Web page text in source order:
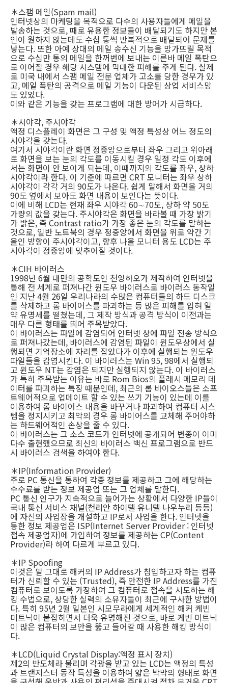
＊스팸 메일(Spam mail)
인터넷상의 마케팅을 목적으로 다수의 사용자들에게 메일을
발송하는 것으로, 때로 유용한 정보들이 배달되기도 하지만 본
인이 원하지 않는데도 수십 통씩 반복적으로 배달되어 문제를
낳는다. 또한 아예 상대의 메일 송수신 기능을 망가뜨릴 목적
으로 수십만 통의 메일을 한꺼번에 보내는 이른바 메일 폭탄으
로 이어질 경우 해당 시스템에 막대한 피해를 주게 된다. 실제
로 미국 내에서 스팸 메일 전문 업체가 고소를 당한 경우가 있
고, 메일 폭탄의 공격으로 메일 기능이 다운된 상업 서비스망
도 있었다.
이와 같은 기능을 갖는 프로그램에 대한 방어가 시급하다.
＊시야각, 주시야각
액정 디스플레이 화면은 그 구성 및 액정 특성상 어느 정도의
시야각을 갖는다.
여기서 시야각이란 화면 정중앙으로부터 좌우 그리고 위아래
로 화면을 보는 눈의 각도를 이동시킬 경우 일정 각도 이후에
서는 화면이 안 보이게 되는데, 이때까지의 각도를 좌우, 상하
시야각이라 한다. 이 기준에 따르면 CRT 모니터는 좌우 상하
시야각이 각각 거의 90도가 나온다. 쉽게 말해서 화면을 거의
90도 옆에서 보아도 화면 내용이 보인다는 뜻이다.
이에 비해 LCD는 현재 좌우 시야각 60∼70도, 상하 약 50도
가량의 값을 갖는다. 주시야각은 화면을 바라볼 때 가장 밝기
가 밝은, 즉 Contrast ratio가 가장 좋은 눈의 각도를 말하는
것으로, 일반 노트북의 경우 정중앙에서 화면을 위로 약간 기
울인 방향이 주시야각이고, 향후 나올 모니터 용도 LCD는 주
시야각이 정중앙에 맞추어질 것이다.
＊CIH 바이러스
1998년 6월 대만의 공학도인 천잉하오가 제작하여 인터넷을
통해 전 세계로 퍼져나간 윈도우 바이러스로 바이러스 동작일
인 지난 4월 26일 우리나라의 수많은 컴퓨터들의 하드 디스크
를 삭제하고 롬 바이어스를 파괴하는 등 많은 피해를 입혀 일
약 유명세를 떨쳤는데, 그 제작 방식과 공격 방식이 이전과는
매우 다른 형태를 띄어 주목받았다.
이 바이러스는 파일에 감염되어 인터넷 상에 파일 전송 방식으
로 퍼져나갔는데, 바이러스에 감염된 파일이 윈도우상에서 실
행되면 기억장소에 자리를 잡았다가 이후에 실행되는 윈도우
파일들을 감염시킨다. 이 바이러스는 Win 95, 98에서 실행되
고 윈도우 NT는 감염은 되지만 실행되지 않는다. 이 바이러스
가 특히 주목받는 이유는 바로 Rom Bios의 플래시 메모리 데
이터를 파괴하는 특징 때문인데, 최근의 롬 바이오스들은 소프
트웨어적으로 업데이트 할 수 있는 쓰기 기능이 있는데 이를
이용하여 롬 바이어스 내용을 바꾸거나 파괴하여 컴퓨터 시스
템을 정지시키고 최악의 경우 롬 바이어스를 교체해 주어야하
는 하드웨어적인 손상을 줄 수 있다.
이 바이러스는 그 소스 코드가 인터넷에 공개되어 변종이 이미
다수 출현했으므로 최신의 바이러스 백신 프로그램으로 반드
시 바이러스 검색을 하여야 한다.
＊IP(Information Provider)
주로 PC 통신을 통하여 각종 정보를 제공하고 그에 해당하는
수수료를 받는 정보 제공업 또는 그 업체를 말한다.
PC 통신 인구가 지속적으로 늘어가는 상황에서 다양한 IP들이
국내 통신 서비스 채널(천리안 하이텔 유니텔 나우누리 등등)
에 자신의 사업장을 개설하고 IP로서 사업을 한다. 인터넷을
통한 정보 제공업은 ISP(Internet Server Provider : 인터넷
접속 제공업자)에 가입하여 정보를 제공하는 CP(Content
Provider)라 하여 다르게 부르고 있다.
＊IP Spoofing
이것은 말 그대로 해커의 IP Address가 침입하고자 하는 컴퓨
터가 신뢰할 수 있는 (Trusted), 즉 안전한 IP Address를 가진
컴퓨터로 보이도록 가장하여 그 컴퓨터로 접속을 시도하는 해
킹 수법으로, 상당한 실력의 소유자들이 최근에 구사한 방법이
다. 특히 95년 2월 일본인 시모무라에게 세계적인 해커 케빈
미트닉이 붙잡히면서 더욱 유명해진 것으로, 바로 케빈 미트닉
이 많은 컴퓨터의 보안을 뚫고 들어갈 때 사용한 해킹 방식이
다.
＊LCD(Liquid Crystal Display:액정 표시 장치)
제2의 반도체라 불리며 각광을 받고 있는 LCD는 액정의 특성
과 트랜지스터 동작 특성을 이용하여 얇은 박막의 형태로 화면